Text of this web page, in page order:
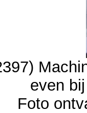
even
Foto